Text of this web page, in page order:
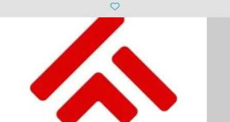
Tunisia
Turkey